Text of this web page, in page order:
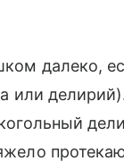
далеко,
или